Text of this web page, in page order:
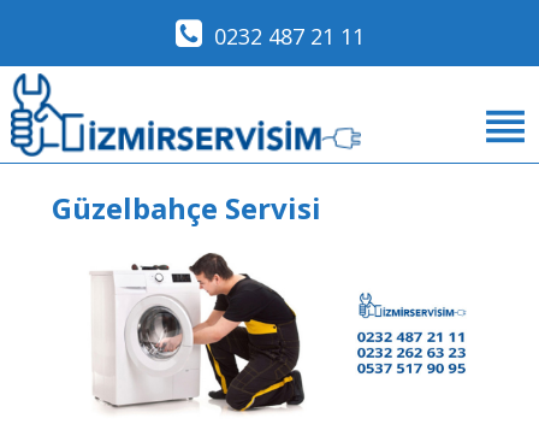
0232 487 21 11
Güzelbahçe Servisi